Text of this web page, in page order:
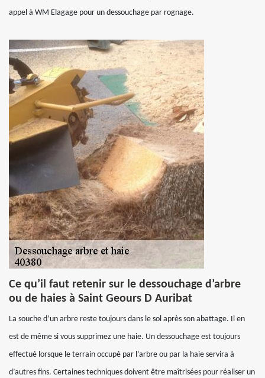
appel à WM Elagage pour un dessouchage par rognage.
Ce qu’il faut retenir sur le dessouchage d’arbre
ou de haies à Saint Geours D Auribat
La souche d’un arbre reste toujours dans le sol après son abattage. Il en
est de même si vous supprimez une haie. Un dessouchage est toujours
effectué lorsque le terrain occupé par l’arbre ou par la haie servira à
d’autres fins. Certaines techniques doivent être maîtrisées pour réaliser un